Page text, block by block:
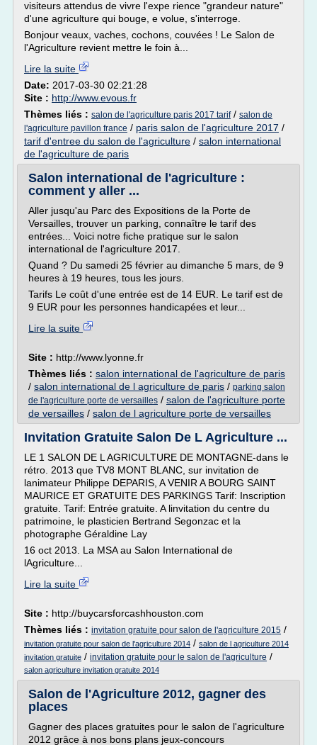
visiteurs attendus de vivre l'expe rience "grandeur nature"
d'une agriculture qui bouge, e volue, s'interroge.
Bonjour veaux, vaches, cochons, couvées ! Le Salon de
l'Agriculture revient mettre le foin à...
Lire la suite
Date: 2017-03-30 02:21:28
Site : http://www.evous.fr
Thèmes liés : salon de l'agriculture paris 2017 tarif/ salon de
l'agriculture pavillon france / paris salon de l'agriculture 2017 /
tarif d'entree du salon de l'agriculture / salon international
de l'agriculture de paris
Salon international de l'agriculture :
comment y aller ...
Aller jusqu'au Parc des Expositions de la Porte de
Versailles, trouver un parking, connaître le tarif des
entrées... Voici notre fiche pratique sur le salon
international de l'agriculture 2017.
Quand ? Du samedi 25 février au dimanche 5 mars, de 9
heures à 19 heures, tous les jours.
Tarifs Le coût d'une entrée est de 14 EUR. Le tarif est de
9 EUR pour les personnes handicapées et leur...
Lire la suite
Site : http://www.lyonne.fr
Thèmes liés : salon international de l'agriculture de paris
/ salon international de l agriculture de paris / parking salon
de l'agriculture porte de versailles / salon de l'agriculture porte
de versailles / salon de l agriculture porte de versailles
Invitation Gratuite Salon De L Agriculture ...
LE 1 SALON DE L AGRICULTURE DE MONTAGNE-dans le
rétro. 2013 que TV8 MONT BLANC, sur invitation de
lanimateur Philippe DEPARIS, A VENIR A BOURG SAINT
MAURICE ET GRATUITE DES PARKINGS Tarif: Inscription
gratuite. Tarif: Entrée gratuite. A linvitation du centre du
patrimoine, le plasticien Bertrand Segonzac et la
photographe Géraldine Lay
16 oct 2013. La MSA au Salon International de
lAgriculture...
Lire la suite
Site : http://buycarsforcashhouston.com
Thèmes liés : invitation gratuite pour salon de l'agriculture 2015 /
invitation gratuite pour salon de l'agriculture 2014 / salon de l agriculture 2014
invitation gratuite / invitation gratuite pour le salon de l'agriculture /
salon agriculture invitation gratuite 2014
Salon de l'Agriculture 2012, gagner des
places
Gagner des places gratuites pour le salon de l'agriculture
2012 grâce à nos bons plans jeux-concours